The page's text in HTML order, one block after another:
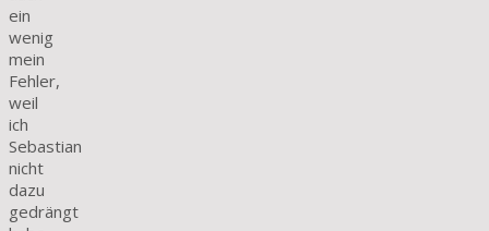
ein
wenig
mein
Fehler,
weil
ich
Sebastian
nicht
dazu
gedrängt